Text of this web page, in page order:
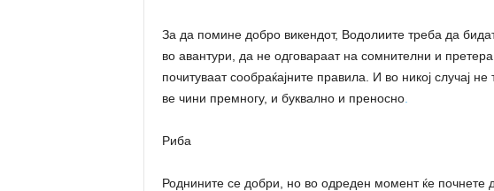
За да помине добро викендот, Водолиите треба да
во авантури, да не одговараат на сомнителни и
почитуваат сообраќајните правила. И во никој случај
ве чини премногу, и буквално и преносно.
Риба
Роднините се добри, но во одреден момент ќе почнете